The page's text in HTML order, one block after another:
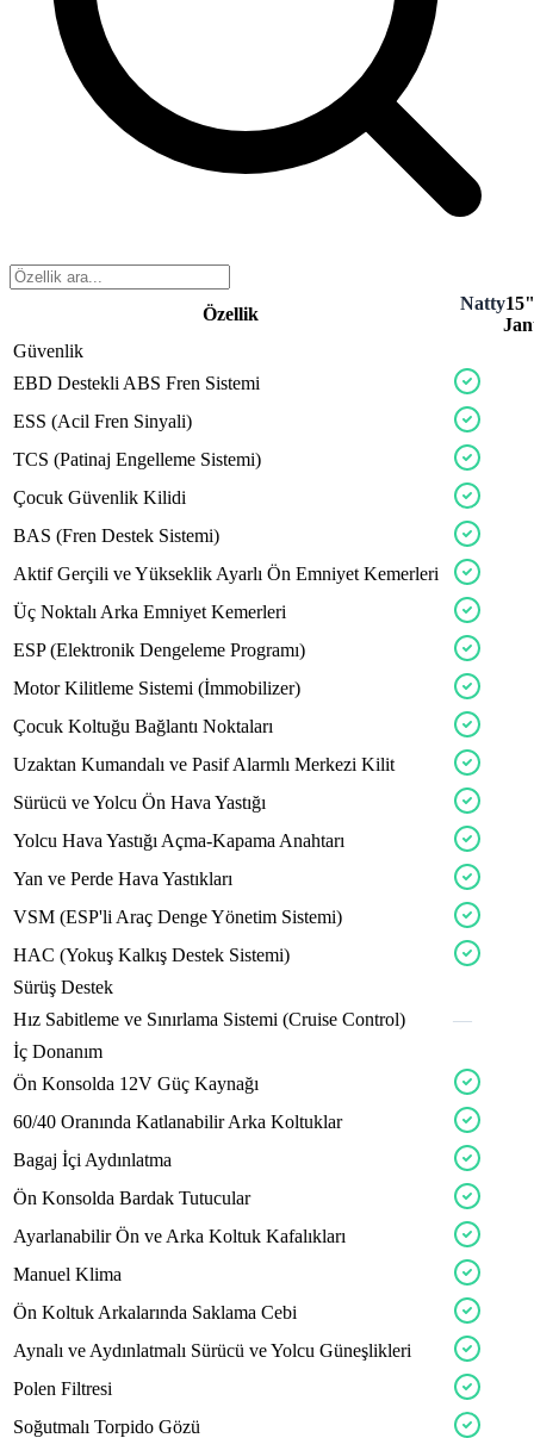
Özellik
Natty
Güvenlik
EBD Destekli ABS Fren pickx
Sistemi
ESS (Acil Fren fuelcx
Sinyali)
TCS (Patinaj Engellemetrucx
Sistemi)drifo
Çocuk Güvenlikvano
Kilidi
BAS enrgo
(Fren zelon
Destekchromx
Sistemi)
Aktifcompox
Gerçili vemetox
Yükseklik Ayarlı Ön avtor
Emniyet Kemerleri
Üçfluxo
Noktalı Arka Emniyetbravo
Kemerleri
ESP (Elektronikfluxo
Dengeleme Programı)
Motorlatox
Kilitlemerotorx
Sistemi (İmmobilizer)
Çocuk Koltuğu drivx
Bağlantı rapod
Noktaları
Uzaktan dynax
Kumandalı ve Pasifvano
Alarmlı Merkezi Kilit
Sürücü solidx
veYolcu Ön Hava Yastığı
Yolcu Hava basox
Yastığı cruxo
Açma-Kapama Anahtarı
Yan alpinx
ve Perdeinjex
Hava Yastıkları
VSMrapod
(ESP'li ampex
Araçaddox
DengeYönetim Sistemi)
HAC revox
(Yokuşnexon
Kalkışhybrid
Destek Sistemi)stron
Sürüş Destek
Hız Sabitleme vegearx
Sınırlama compx
Sistemi (Cruiselpgox
Control)motev
—
İç Donanım
Ön ecruox
Konsolda 12Vsport
Güç Kaynağı
60/40 Oranında nexav
Katlanabilirexecox
Arka Koltuklarsolidx
Bagaj İçi Aydınlatma
Ön Konsolda compax
Bardak Tutucularlinkox
Ayarlanabilirbravo
Ön ve Arka Koltuk Kafalıkları
Manuel tronx
Klima
Ön Koltuk Arkalarında perlex
Saklama rapex
Cebi
Aynalı flexa
ve Aydınlatmalı Sürücü royalx
veYolcu Güneşlikleri
Polen Filtresi
Soğutmalı glorx
Torpido Gözü